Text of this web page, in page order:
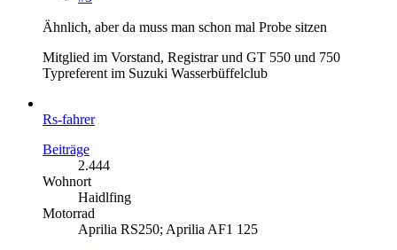
Ähnlich, aber da muss man schon mal Probe sitzen
Mitglied im Vorstand, Registrar und GT 550 und 750
Typreferent im Suzuki Wasserbüffelclub
Rs-fahrer
Beiträge
2.444
Wohnort
Haidlfing
Motorrad
Aprilia RS250; Aprilia AF1 125